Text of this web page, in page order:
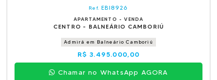
Ref. EBI8926
APARTAMENTO - VENDA
CENTRO - BALNEÁRIO CAMBORIÚ
Admirá em Balneário Camboriú
R$ 3.495.000,00
Chamar no WhatsApp AGORA